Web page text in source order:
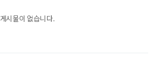
게시물이 없습니다.